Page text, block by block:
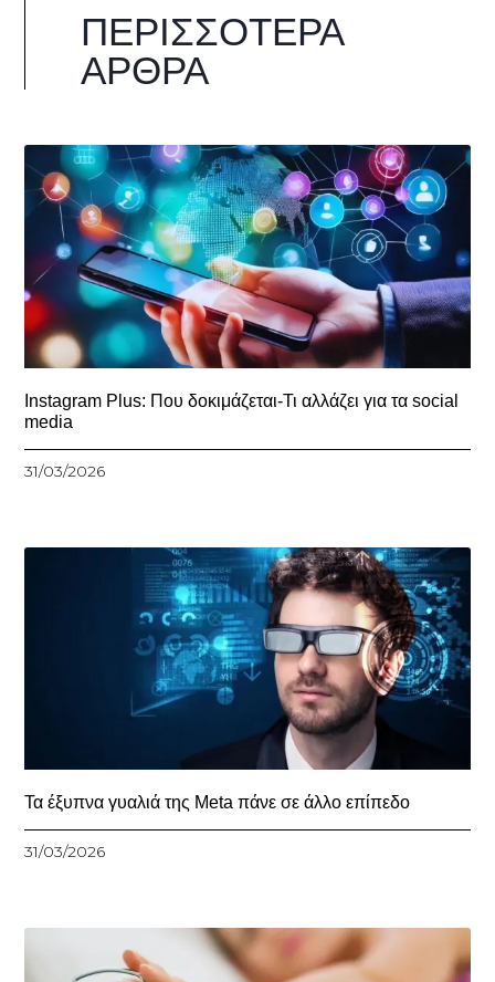
ΠΕΡΙΣΣΌΤΕΡΑ
ΆΡΘΡΑ
Instagram Plus: Που δοκιμάζεται-Τι αλλάζει για τα social
media
31/03/2026
Τα έξυπνα γυαλιά της Meta πάνε σε άλλο επίπεδο
31/03/2026